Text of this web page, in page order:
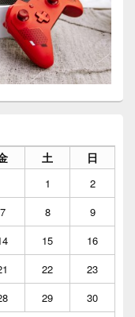
ョ
ン
土 日
1
2
7 8
9
15
16
22
23
29
30